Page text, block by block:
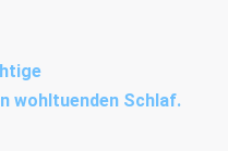
wohltuenden Schlaf.